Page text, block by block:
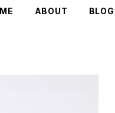
ABOUT BLOG